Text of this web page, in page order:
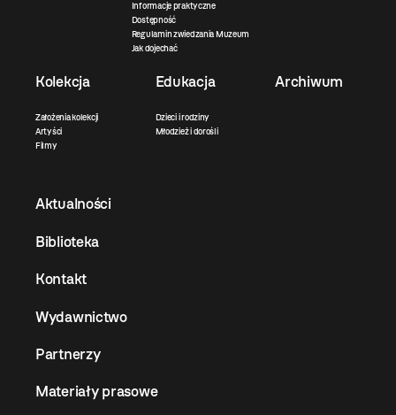
Informacje praktyczne
Dostępność
Regulamin zwiedzania Muzeum
Jak dojechać
Kolekcja
Założenia kolekcji
Artyści
Filmy
Edukacja
Dzieci i rodziny
Młodzież i dorośli
Archiwum
Aktualności
Biblioteka
Kontakt
Wydawnictwo
Partnerzy
Materiały prasowe